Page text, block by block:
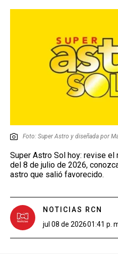
Foto: Super Astro y diseñada por
Super Astro Sol hoy: revise
del 8 de julio de 2026,
astro que salió favorecido.
NOTICIAS RCN
jul 08 de 202601:41 p.